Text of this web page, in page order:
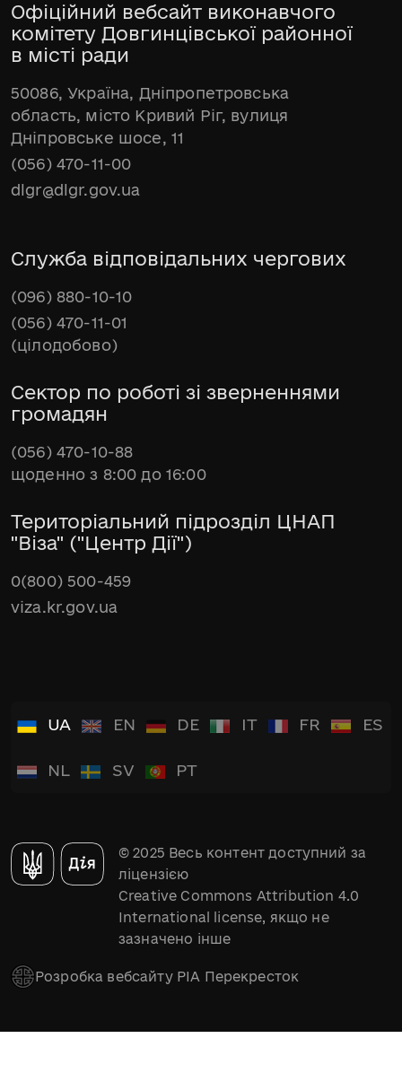
Офіційний вебсайт виконавчого
комітету Довгинцівської районної
в місті ради
50086, Україна, Дніпропетровська
область, місто Кривий Ріг, вулиця
Дніпровське шосе, 11
(056) 470-11-00
dlgr@dlgr.gov.ua
Служба відповідальних чергових
(096) 880-10-10
(056) 470-11-01
(цілодобово)
Сектор по роботі зі зверненнями
громадян
(056) 470-10-88
щоденно з 8:00 до 16:00
Територіальний підрозділ ЦНАП
"Віза" ("Центр Дії")
0(800) 500-459
viza.kr.gov.ua
UA EN DE IT FR ES
NL SV PT
© 2025 Весь контент доступний за
ліцензією
Creative Commons Attribution 4.0
International license, якщо не
зазначено інше
Розробка вебсайту РІА Перекресток